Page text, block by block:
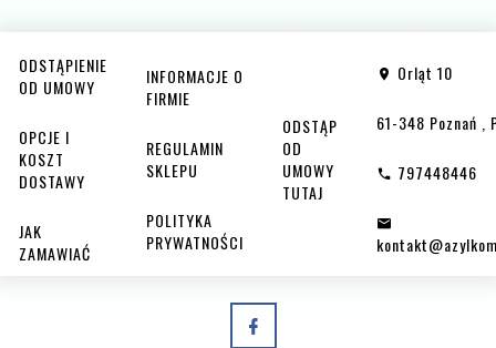
ODSTĄPIENIE
OD UMOWY
OPCJE I
KOSZT
DOSTAWY
JAK
ZAMAWIAĆ
INFORMACJE O
FIRMIE
REGULAMIN
SKLEPU
POLITYKA
PRYWATNOŚCI
ODSTĄP
OD
UMOWY
TUTAJ
Orląt 10
61-348 Poznań
797448446